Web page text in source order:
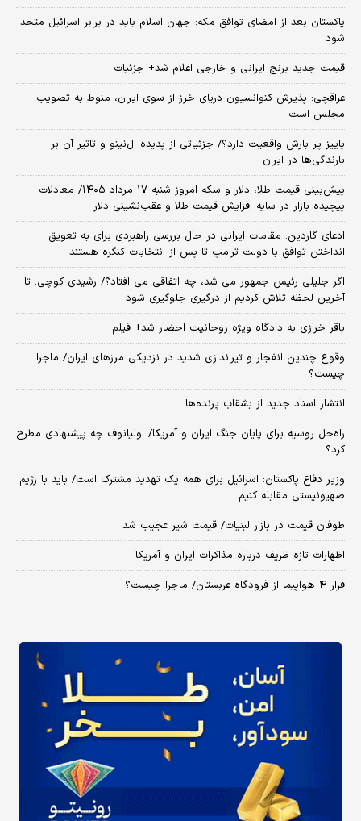
پاکستان بعد از امضای توافق مکه: جهان اسلام باید در برابر اسرائیل متحد
شود
قیمت جدید برنج ایرانی و خارجی اعلام شد+ جزئیات
عراقچی: پذیرش کنوانسیون دریای خرز از سوی ایران، منوط به تصویب
مجلس است
پاییز پر بارش واقعیت دارد؟/ جزئیاتی از پدیده ال‌نینو و تاثیر آن بر
بارندگی‌ها در ایران
پیش‌بینی قیمت طلا، دلار و سکه امروز شنبه ۱۷ مرداد ۱۴۰۵/ معادلات
پیچیده بازار در سایه افزایش قیمت طلا و عقب‌نشینی دلار
ادعای گاردین: مقامات ایرانی در حال بررسی راهبردی برای به تعویق
انداختن توافق با دولت ترامپ تا پس از انتخابات کنگره هستند
اگر جلیلی رئیس جمهور می شد، چه اتفاقی می افتاد؟/ رشیدی کوچی: تا
آخرین لحظه تلاش کردیم از درگیری جلوگیری شود
باقر خرازی به دادگاه ویژه روحانیت احضار شد+ فیلم
وقوع چندین انفجار و تیراندازی شدید در نزدیکی مرز‌های ایران/ ماجرا
چیست؟
انتشار اسناد جدید از بشقاب پرنده‌ها
راه‌حل روسیه برای پایان جنگ ایران و آمریکا/ اولیانوف چه پیشنهادی مطرح
کرد؟
وزیر دفاع پاکستان: اسرائیل برای همه یک تهدید مشترک است/ باید با رژیم
صهیونیستی مقابله کنیم
طوفان قیمت در بازار لبنیات/ قیمت شیر عجیب شد
اظهارات تازه ظریف درباره مذاکرات ایران و آمریکا
فرار ۴ هواپیما از فرودگاه عربستان/ ماجرا چیست؟